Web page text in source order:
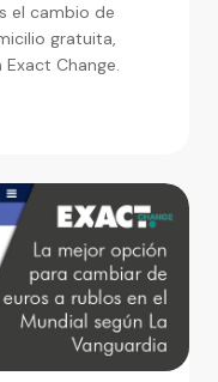
el cambio de
gratuita,
Change.